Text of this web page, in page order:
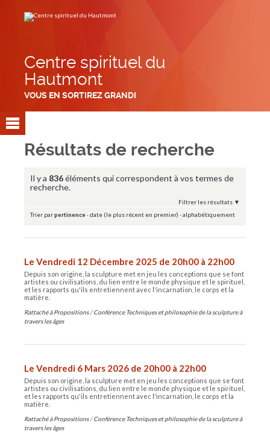
contenu.
Centre spirituel du
Hautmont
VOUS EN SORTIREZ GRANDI
Résultats de recherche
Il y a 836éléments qui correspondent à vos termes de
recherche.
Filtrer les résultats
Trier parpertinence· date (le plus récent en premier) · alphabétiquement
Le Vendredi 12 Décembre 2025 de 20h00 à 22h00
Depuis son origine, la sculpture met en jeu les conceptions que se font
artistes ou civilisations, du lien entre le monde physique et le spirituel,
et les rapports qu'ils entretiennent avec l'incarnation, le corps et la
matière.
Rattaché à Propositions /Conférence Techniques et philosophie de la sculpture à
travers les âges
Le Vendredi 6 Mars 2026 de 20h00 à 22h00
Depuis son origine, la sculpture met en jeu les conceptions que se font
artistes ou civilisations, du lien entre le monde physique et le spirituel,
et les rapports qu'ils entretiennent avec l'incarnation, le corps et la
matière.
Rattaché à Propositions /Conférence Techniques et philosophie de la sculpture à
travers les âges